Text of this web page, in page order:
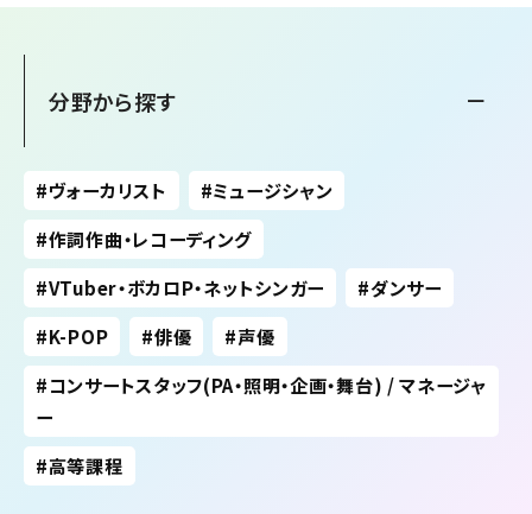
分野から探す
ヴォーカリスト
ミュージシャン
作詞作曲・レコーディング
VTuber・ボカロP・ネットシンガー
ダンサー
K-POP
俳優
声優
コンサートスタッフ(PA・照明・企画・舞台) / マネージャ
ー
高等課程